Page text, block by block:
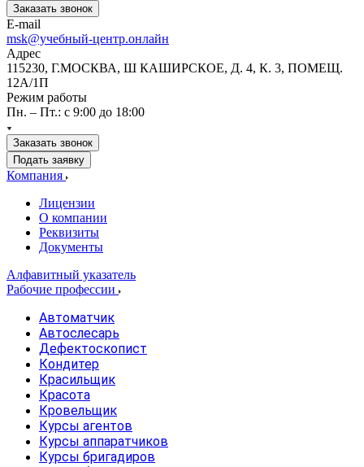
Заказать звонок
E-mail
msk@учебный-центр.онлайн
Адрес
115230, Г.МОСКВА, Ш КАШИРСКОЕ, Д. 4, К. 3, ПОМЕЩ.
12А/1П
Режим работы
Пн. – Пт.: с 9:00 до 18:00
Заказать звонок
Подать заявку
Компания
Лицензии
О компании
Реквизиты
Документы
Алфавитный указатель
Рабочие профессии
Автоматчик
Автослесарь
Дефектоскопист
Кондитер
Красильщик
Красота
Кровельщик
Курсы агентов
Курсы аппаратчиков
Курсы бригадиров